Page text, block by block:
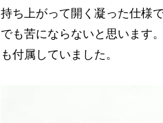
持ち上がって開く凝った仕様
でも苦にならないと思います
も付属していました。